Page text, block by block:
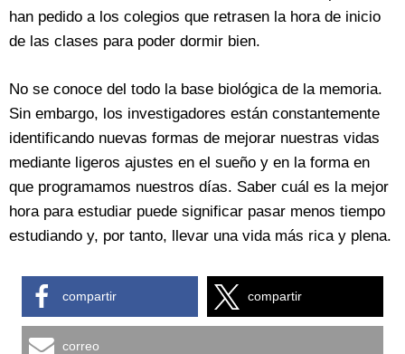
han pedido a los colegios que retrasen la hora de inicio
de las clases para poder dormir bien.
No se conoce del todo la base biológica de la memoria.
Sin embargo, los investigadores están constantemente
identificando nuevas formas de mejorar nuestras vidas
mediante ligeros ajustes en el sueño y en la forma en
que programamos nuestros días. Saber cuál es la mejor
hora para estudiar puede significar pasar menos tiempo
estudiando y, por tanto, llevar una vida más rica y plena.
compartir compartir
correo